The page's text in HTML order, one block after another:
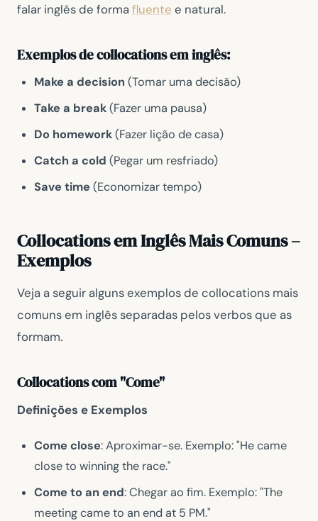
falar inglês de formafluente e natural.
Exemplos de collocations em inglês:
Make a decision (Tomar uma decisão)
Take a break(Fazer uma pausa)
Do homework(Fazer lição de casa)
Catch a cold (Pegar um resfriado)
Save time (Economizar tempo)
Collocations em Inglês Mais Comuns –
Exemplos
Veja a seguir alguns exemplos de collocations mais
comuns em inglês separadas pelos verbos que as
formam.
Collocations com "Come"
Definições e Exemplos
Come close: Aproximar-se. Exemplo: "He came
close to winning the race."
Come to an end: Chegar ao fim. Exemplo: "The
meeting came to an end at 5 PM."